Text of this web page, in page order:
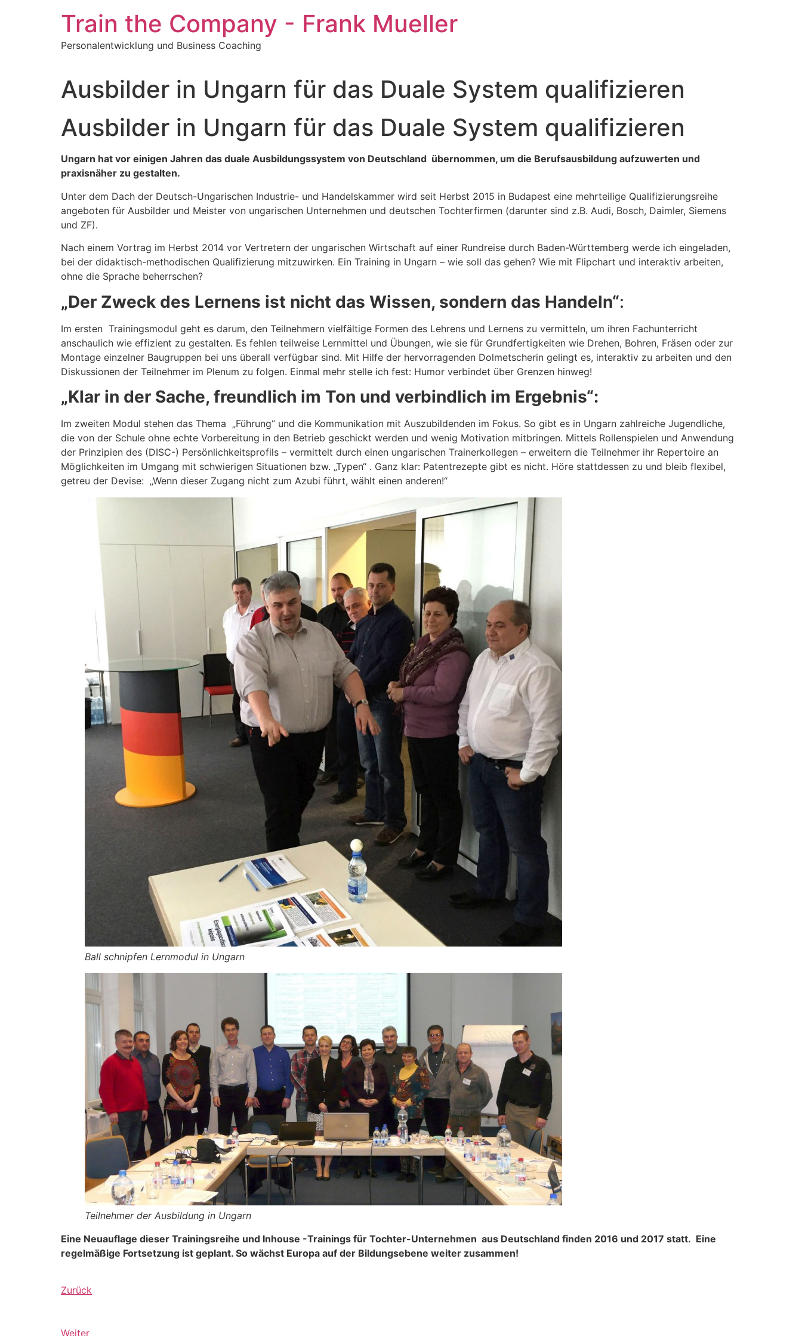
Train the Company - Frank Mueller
Personalentwicklung und Business Coaching
Ausbilder in Ungarn für das Duale System qualifizieren
Ausbilder in Ungarn für das Duale System qualifizieren
Ungarn hat vor einigen Jahren das duale Ausbildungssystem von Deutschland übernommen, um die Berufsausbildung aufzuwerten und
praxisnäher zu gestalten.
Unter dem Dach der Deutsch-Ungarischen Industrie- und Handelskammer wird seit Herbst 2015 in Budapest eine mehrteilige Qualifizierungsreihe
angeboten für Ausbilder und Meister von ungarischen Unternehmen und deutschen Tochterfirmen (darunter sind z.B. Audi, Bosch, Daimler, Siemens
und ZF).
Nach einem Vortrag im Herbst 2014 vor Vertretern der ungarischen Wirtschaft auf einer Rundreise durch Baden-Württemberg werde ich eingeladen,
bei der didaktisch-methodischen Qualifizierung mitzuwirken. Ein Training in Ungarn – wie soll das gehen? Wie mit Flipchart und interaktiv arbeiten,
ohne die Sprache beherrschen?
„Der Zweck des Lernens ist nicht das Wissen, sondern das Handeln“:
Im ersten Trainingsmodul geht es darum, den Teilnehmern vielfältige Formen des Lehrens und Lernens zu vermitteln, um ihren Fachunterricht
anschaulich wie effizient zu gestalten. Es fehlen teilweise Lernmittel und Übungen, wie sie für Grundfertigkeiten wie Drehen, Bohren, Fräsen oder zur
Montage einzelner Baugruppen bei uns überall verfügbar sind. Mit Hilfe der hervorragenden Dolmetscherin gelingt es, interaktiv zu arbeiten und den
Diskussionen der Teilnehmer im Plenum zu folgen. Einmal mehr stelle ich fest: Humor verbindet über Grenzen hinweg!
„Klar in der Sache, freundlich im Ton und verbindlich im Ergebnis“:
Im zweiten Modul stehen das Thema „Führung“ und die Kommunikation mit Auszubildenden im Fokus. So gibt es in Ungarn zahlreiche Jugendliche,
die von der Schule ohne echte Vorbereitung in den Betrieb geschickt werden und wenig Motivation mitbringen. Mittels Rollenspielen und Anwendung
der Prinzipien des (DISC-) Persönlichkeitsprofils – vermittelt durch einen ungarischen Trainerkollegen – erweitern die Teilnehmer ihr Repertoire an
Möglichkeiten im Umgang mit schwierigen Situationen bzw. „Typen“ . Ganz klar: Patentrezepte gibt es nicht. Höre stattdessen zu und bleib flexibel,
getreu der Devise: „Wenn dieser Zugang nicht zum Azubi führt, wählt einen anderen!“
Ball schnipfen Lernmodul in Ungarn
Teilnehmer der Ausbildung in Ungarn
Eine Neuauflage dieser Trainingsreihe und Inhouse -Trainings für Tochter-Unternehmen aus Deutschland finden 2016 und 2017 statt. Eine
regelmäßige Fortsetzung ist geplant. So wächst Europa auf der Bildungsebene weiter zusammen!
Zurück
Weiter